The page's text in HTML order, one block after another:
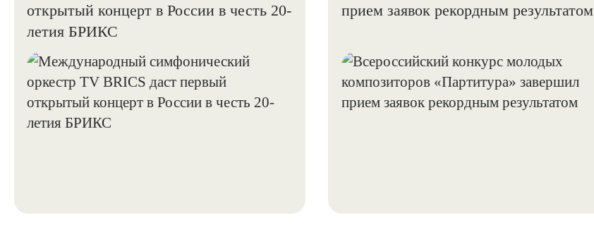
открытый концерт в России в честь 20-
летия БРИКС
прием заявок рекордным результатом